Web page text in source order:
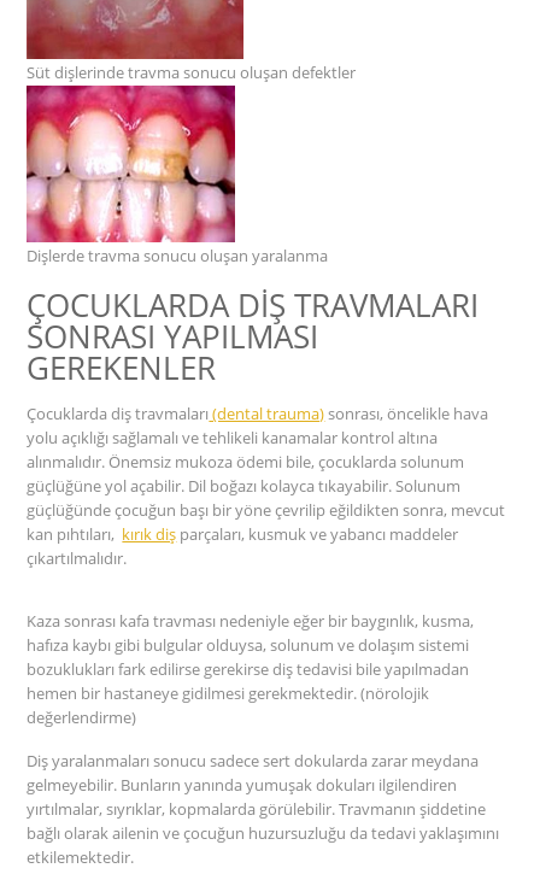
Süt dişlerinde travma sonucu oluşan defektler
Dişlerde travma sonucu oluşan yaralanma
ÇOCUKLARDA DİŞ TRAVMALARI
SONRASI YAPILMASI
GEREKENLER
Çocuklarda diş travmaları (dental trauma)sonrası, öncelikle hava
yolu açıklığı sağlamalı ve tehlikeli kanamalar kontrol altına
alınmalıdır. Önemsiz mukoza ödemi bile, çocuklarda solunum
güçlüğüne yol açabilir. Dil boğazı kolayca tıkayabilir. Solunum
güçlüğünde çocuğun başı bir yöne çevrilip eğildikten sonra, mevcut
kan pıhtıları, kırık diş parçaları, kusmuk ve yabancı maddeler
çıkartılmalıdır.
Kaza sonrası kafa travması nedeniyle eğer bir baygınlık, kusma,
hafıza kaybı gibi bulgular olduysa, solunum ve dolaşım sistemi
bozuklukları fark edilirse gerekirse diş tedavisi bile yapılmadan
hemen bir hastaneye gidilmesi gerekmektedir. (nörolojik
değerlendirme)
Diş yaralanmaları sonucu sadece sert dokularda zarar meydana
gelmeyebilir. Bunların yanında yumuşak dokuları ilgilendiren
yırtılmalar, sıyrıklar, kopmalarda görülebilir. Travmanın şiddetine
bağlı olarak ailenin ve çocuğun huzursuzluğu da tedavi yaklaşımını
etkilemektedir.